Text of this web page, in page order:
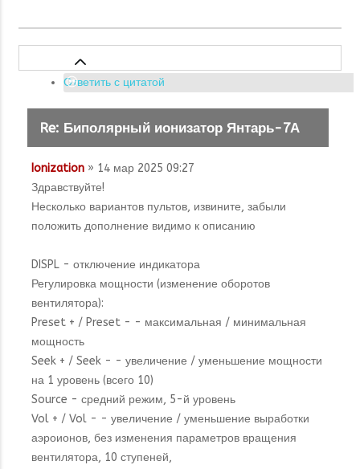
Ответить с цитатой
Re: Биполярный ионизатор Янтарь-7А
Ionization » 14 мар 2025 09:27
Здравствуйте!
Несколько вариантов пультов, извините, забыли
положить дополнение видимо к описанию
DISPL - отключение индикатора
Регулировка мощности (изменение оборотов
вентилятора):
Preset + / Preset - - максимальная / минимальная
мощность
Seek + / Seek - - увеличение / уменьшение мощности
на 1 уровень (всего 10)
Source - средний режим, 5-й уровень
Vol + / Vol - - увеличение / уменьшение выработки
аэроионов, без изменения параметров вращения
вентилятора, 10 ступеней,